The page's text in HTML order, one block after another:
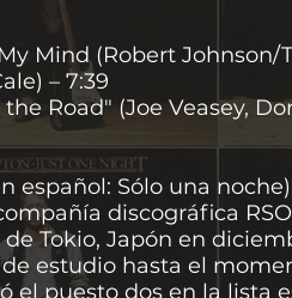
Mind (Robert Johnson/
– 7:39
Road" (Joe Veasey,
español: Sólo una
discográfica
Tokio, Japón en
estudio hasta el
el puesto dos en la lista